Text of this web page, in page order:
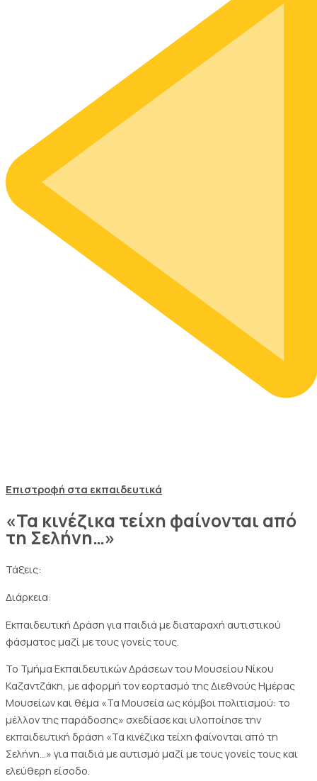
Επιστροφή στα εκπαιδευτικά
«Τα κινέζικα τείχη φαίνονται από
τη Σελήνη…»
Τάξεις:
Διάρκεια:
Εκπαιδευτική Δράση για παιδιά με διαταραχή αυτιστικού
φάσματος μαζί με τους γονείς τους.
Το Τμήμα Εκπαιδευτικών Δράσεων του Μουσείου Νίκου
Καζαντζάκη, με αφορμή τον εορτασμό της Διεθνούς Ημέρας
Μουσείων και θέμα «Τα Μουσεία ως κόμβοι πολιτισμού: το
μέλλον της παράδοσης» σχεδίασε και υλοποίησε την
εκπαιδευτική δράση «Τα κινέζικα τείχη φαίνονται από τη
Σελήνη…» για παιδιά με αυτισμό μαζί με τους γονείς τους και
ελεύθερη είσοδο.